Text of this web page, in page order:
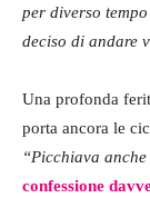
per diverso
deciso di andare
Una profonda
porta ancora le
“Picchiava
confessione